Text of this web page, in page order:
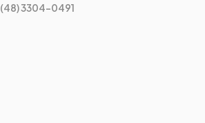
(48) 3304-0491